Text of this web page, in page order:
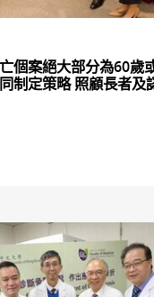
個案絕大部分為60歲
制定策略 照顧長者及